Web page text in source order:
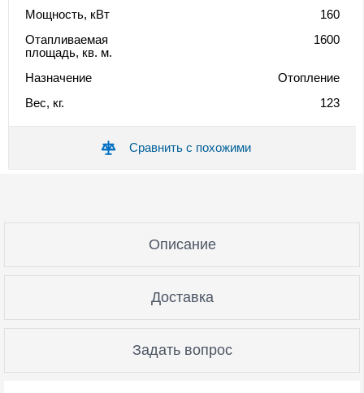
Мощность, кВт
160
Отапливаемая
площадь, кв. м.
1600
Назначение
Отопление
Вес, кг.
123
Сравнить с похожими
Описание
Доставка
Задать вопрос